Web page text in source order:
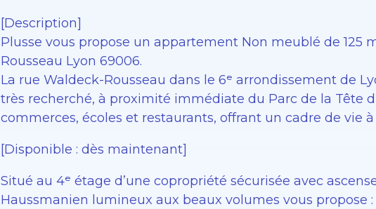
[Description]
Plusse vous propose un appartement Non meublé de 125
Rousseau Lyon 69006.
La rue Waldeck-Rousseau dans le 6ᵉ arrondissement de
très recherché, à proximité immédiate du Parc de la Tête
commerces, écoles et restaurants, offrant un cadre de vie
[Disponible : dès maintenant]
Situé au 4ᵉ étage d’une copropriété sécurisée avec
Haussmanien lumineux aux beaux volumes vous propose :